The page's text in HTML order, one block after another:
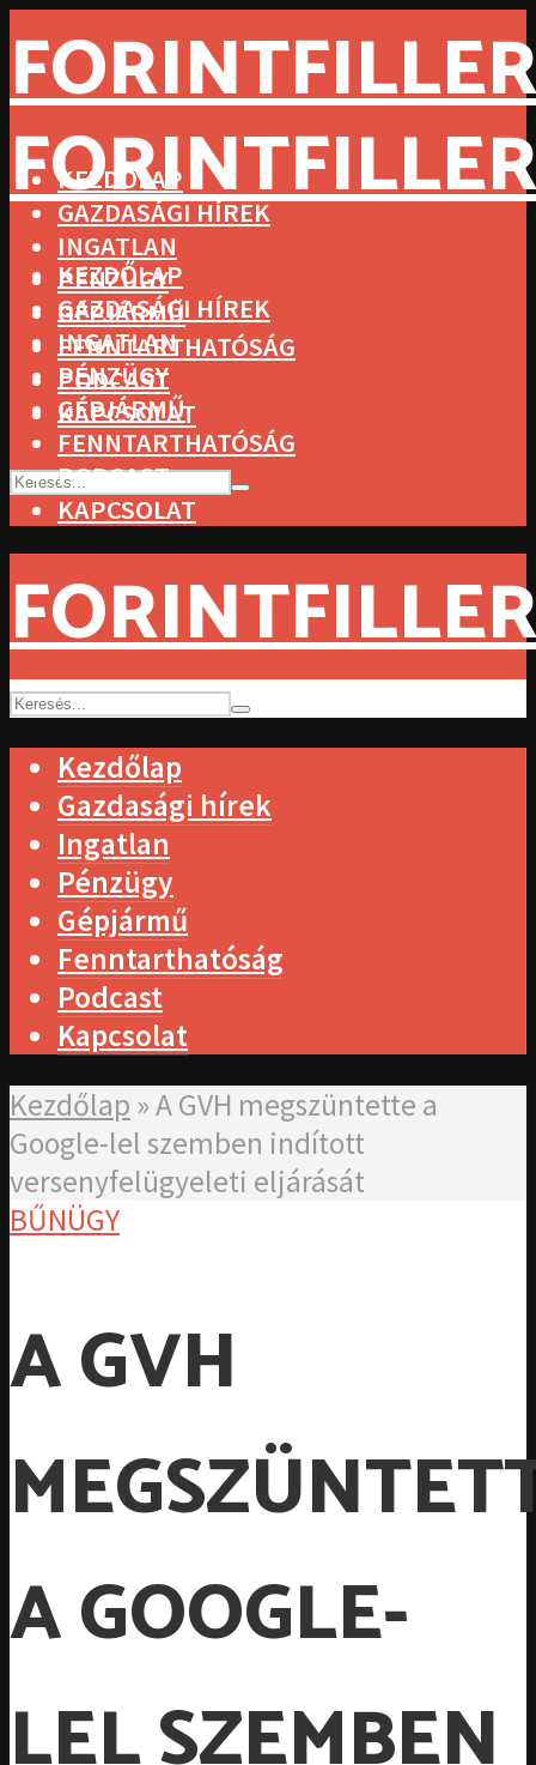
KEZDŐLAP
GAZDASÁGI HÍREK
INGATLAN
PÉNZÜGY
GÉPJÁRMŰ
FENNTARTHATÓSÁG
PODCAST
KAPCSOLAT
KEZDŐLAP
GAZDASÁGI HÍREK
INGATLAN
PÉNZÜGY
GÉPJÁRMŰ
FENNTARTHATÓSÁG
PODCAST
KAPCSOLAT
Kezdőlap
Gazdasági hírek
Ingatlan
Pénzügy
Gépjármű
Fenntarthatóság
Podcast
Kapcsolat
Kezdőlap »A GVH megszüntette a
Google-lel szemben indított
versenyfelügyeleti eljárását
BŰNÜGY
A GVH
A GOOGLE-